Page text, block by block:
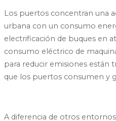
Los puertos concentran una
urbana con un consumo
electrificación de buques en
consumo eléctrico de
para reducir emisiones están
que los puertos consumen y
A diferencia de otros